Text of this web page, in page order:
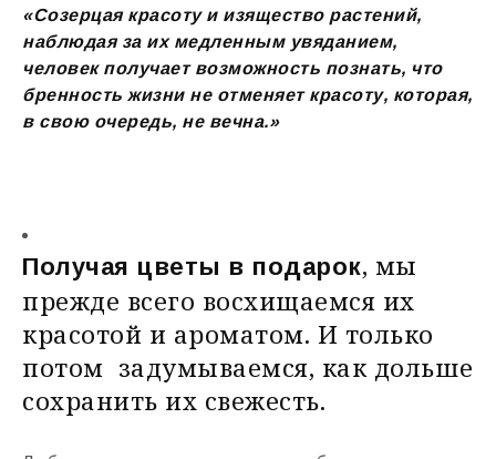
«Созерцая красоту и изящество растений,
наблюдая за их медленным увяданием,
человек получает возможность познать, что
бренность жизни не отменяет красоту, которая,
в свою очередь, не вечна.»
Получая цветы в подарок, мы
прежде всего восхищаемся их
красотой и ароматом. И только
потом задумываемся, как дольше
сохранить их свежесть.